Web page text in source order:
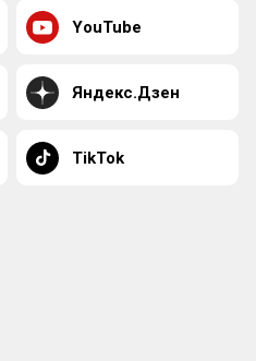
YouTube
Яндекс.Дзен
TikTok